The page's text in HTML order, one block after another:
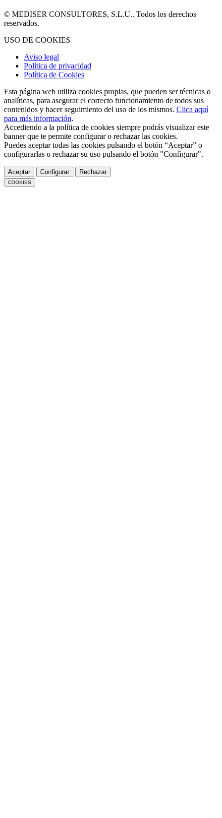
© MEDISER CONSULTORES, S.L.U.. Todos los derechos
reservados.
USO DE COOKIES
Aviso legal
Política de privacidad
Política de Cookies
Esta página web utiliza cookies propias, que pueden ser técnicas o
analíticas, para asegurar el correcto funcionamiento de todos sus
contenidos y hacer seguimiento del uso de los mismos. Clica aquí
para más información.
Accediendo a la política de cookies siempre podrás visualizar este
banner que te permite configurar o rechazar las cookies.
Puedes aceptar todas las cookies pulsando el botón “Aceptar” o
configurarlas o rechazar su uso pulsando el botón "Configurar".
Aceptar Configurar Rechazar
COOKIES